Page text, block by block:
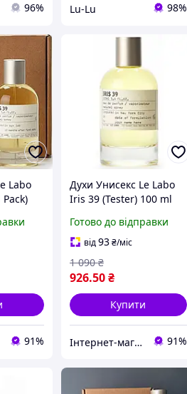
96% Lu-Lu 98%
Labo
all К
91%
Духи Унисекс Le Labo
Iris 39 (Tester) 100 ml
(Тестер) 100 мл all К
Готово до відправки
від93 ₴/міс
926.50 ₴
1 090 ₴
Купити
Інтернет-магазин Allegoriya 91%